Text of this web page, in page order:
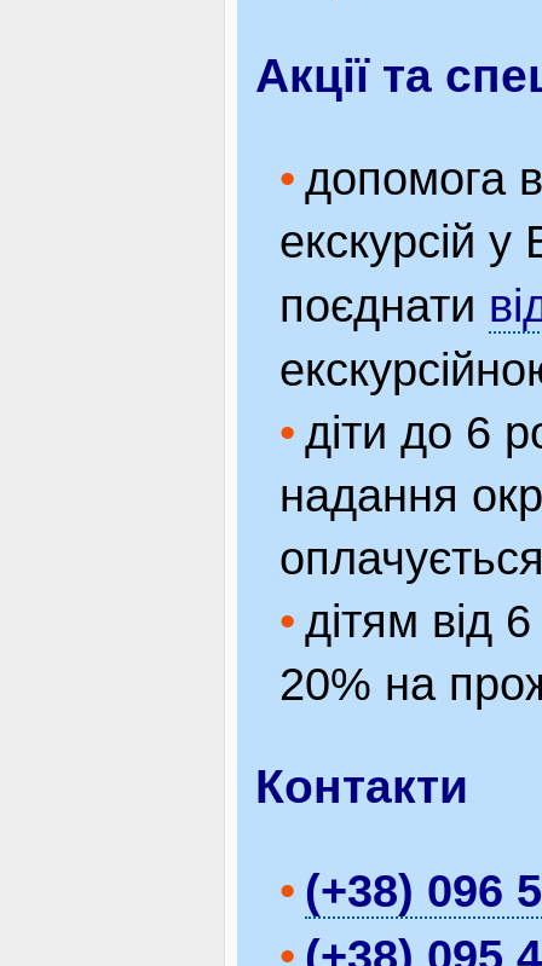
Акції та
допомога в
екскурсій
поєднати
діти до 6
надання
дітям від
20% на
Контакти
(+38) 096